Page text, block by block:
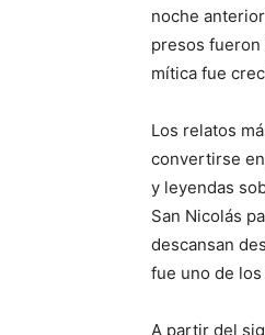
noche
presos fueron
mítica fue
Los relatos
convertirse
y leyendas
San Nicolás
descansan
fue uno de los
A partir del